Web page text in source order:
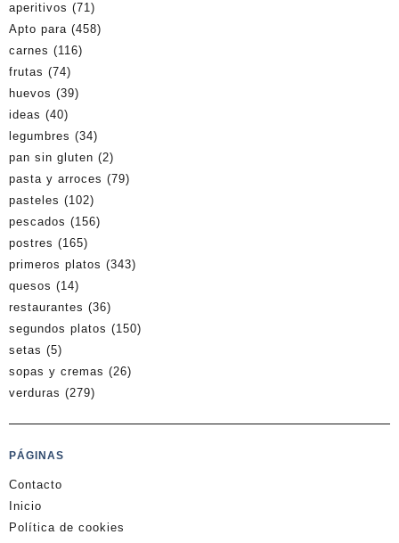
aperitivos (71)
Apto para (458)
carnes (116)
frutas (74)
huevos (39)
ideas (40)
legumbres (34)
pan sin gluten (2)
pasta y arroces (79)
pasteles (102)
pescados (156)
postres (165)
primeros platos (343)
quesos (14)
restaurantes (36)
segundos platos (150)
setas (5)
sopas y cremas (26)
verduras (279)
PÁGINAS
Contacto
Inicio
Política de cookies